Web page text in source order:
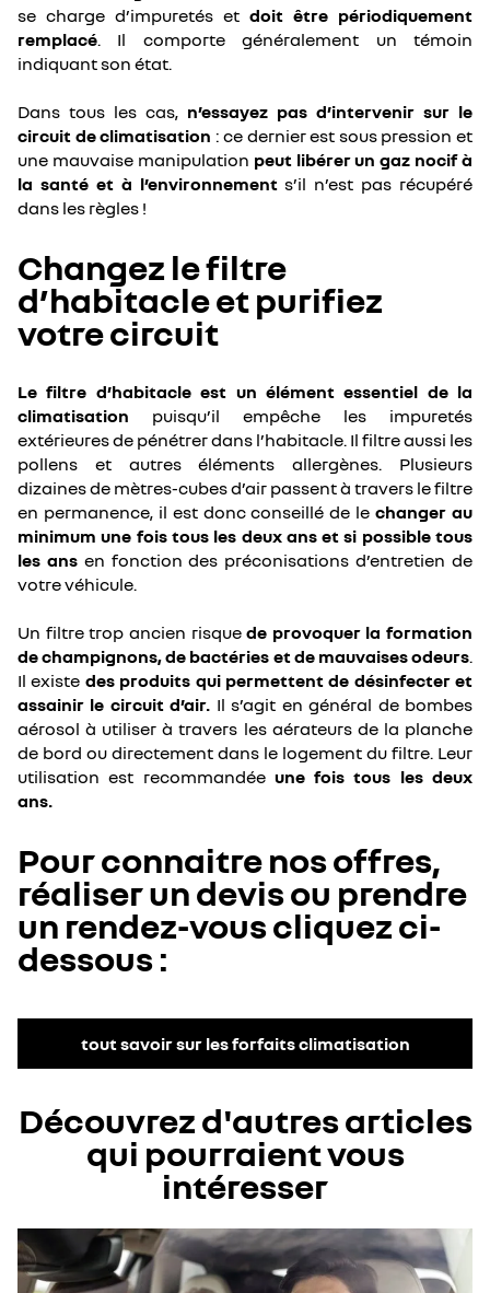
se charge d’impuretés et doit être périodiquement
remplacé. Il comporte généralement un témoin
indiquant son état.
Dans tous les cas, n’essayez pas d’intervenir sur le
circuit de climatisation : ce dernier est sous pression et
une mauvaise manipulation peut libérer un gaz nocif à
la santé et à l’environnements’il n’est pas récupéré
dans les règles !
Changez le filtre
d’habitacle et purifiez
votre circuit
Le filtre d’habitacle est un élément essentiel de la
climatisation puisqu’il empêche les impuretés
extérieures de pénétrer dans l’habitacle. Il filtre aussi les
pollens et autres éléments allergènes. Plusieurs
dizaines de mètres-cubes d’air passent à travers le filtre
en permanence, il est donc conseillé de lechanger au
minimum une fois tous les deux ans et si possible tous
les ansen fonction des préconisations d’entretien de
votre véhicule.
Un filtre trop ancien risquede provoquer la formation
de champignons, de bactéries et de mauvaises odeurs.
Il existe des produits qui permettent de désinfecter et
assainir le circuit d’air. Il s’agit en général de bombes
aérosol à utiliser à travers les aérateurs de la planche
de bord ou directement dans le logement du filtre. Leur
utilisation est recommandéeune fois tous les deux
ans.
Pour connaitre nos offres,
réaliser un devis ou prendre
un rendez-vous cliquez ci-
dessous :
tout savoir sur les forfaits climatisation
Découvrez d'autres articles
qui pourraient vous
intéresser